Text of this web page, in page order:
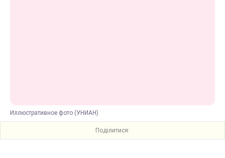
Иллюстративное фото (УНИАН)
Поділитися: